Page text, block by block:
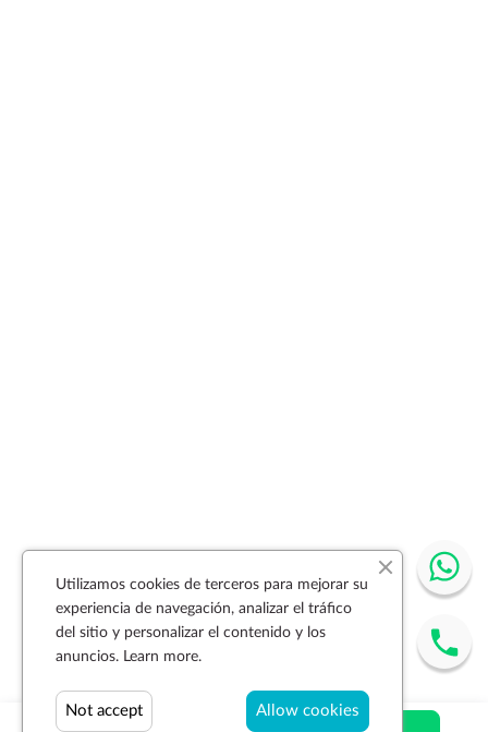
$ 264.70
Utilizamos cookies de terceros para mejorar su
experiencia de navegación, analizar el tráfico
del sitio y personalizar el contenido y los
anuncios. Learn more.
Allow cookies
Not accept